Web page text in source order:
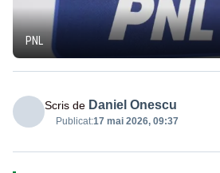
PNL
Scris de Daniel Onescu
Publicat:17 mai 2026, 09:37